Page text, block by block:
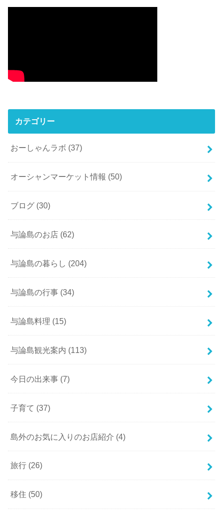
カテゴリー
おーしゃんラボ (37)
オーシャンマーケット情報 (50)
ブログ (30)
与論島のお店 (62)
与論島の暮らし (204)
与論島の行事 (34)
与論島料理 (15)
与論島観光案内 (113)
今日の出来事 (7)
子育て (37)
島外のお気に入りのお店紹介 (4)
旅行 (26)
移住 (50)